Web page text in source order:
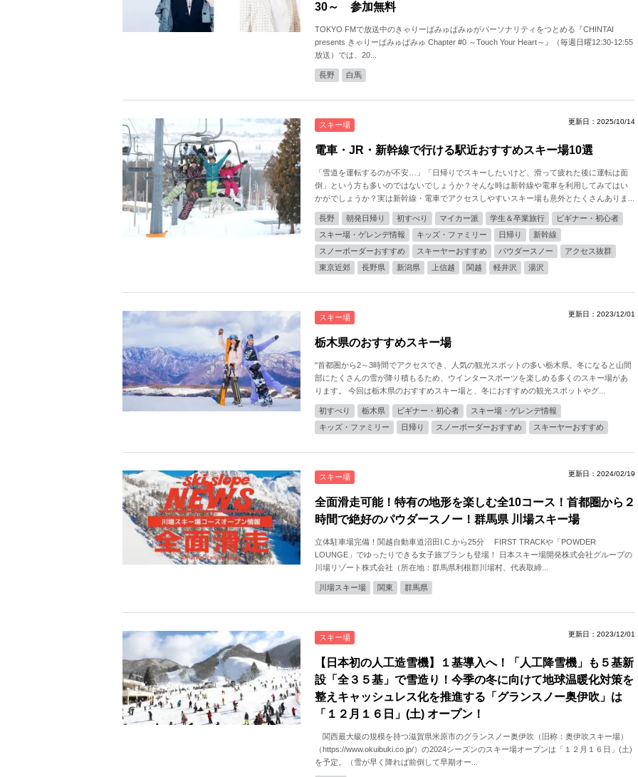
30～ 参加無料
TOKYO FMで放送中のきゃりーぱみゅぱみゅがパーソナリティをつとめる『CHINTAI
presents きゃりーぱみゅぱみゅ Chapter #0 ～Touch Your Heart～』（毎週日曜12:30-12:55
放送）では、20...
長野 白馬
スキー場 更新日：2025/10/14
電車・JR・新幹線で行ける駅近おすすめスキー場10選
「雪道を運転するのが不安…」「日帰りでスキーしたいけど、滑って疲れた後に運転は面
倒」という方も多いのではないでしょうか？そんな時は新幹線や電車を利用してみてはい
かがでしょうか？実は新幹線・電車でアクセスしやすいスキー場も意外とたくさんありま...
長野 朝発日帰り 初すべり マイカー派 学生＆卒業旅行
ビギナー・初心者
スキー場・ゲレンデ情報
キッズ・ファミリー 日帰り
新幹線
スノーボーダーおすすめ
スキーヤーおすすめ パウダースノー
アクセス抜群
東京近郊
長野県 新潟県 上信越 関越 軽井沢 湯沢
スキー場 更新日：2023/12/01
栃木県のおすすめスキー場
"首都圏から2～3時間でアクセスでき、人気の観光スポットの多い栃木県。冬になると山間
部にたくさんの雪が降り積もるため、ウインタースポーツを楽しめる多くのスキー場があ
ります。 今回は栃木県のおすすめスキー場と、冬におすすめの観光スポットやグ...
初すべり 栃木県 ビギナー・初心者
スキー場・ゲレンデ情報
キッズ・ファミリー
日帰り スノーボーダーおすすめ スキーヤーおすすめ
スキー場 更新日：2024/02/19
全面滑走可能！特有の地形を楽しむ全10コース！首都圏から２
時間で絶好のパウダースノー！群馬県 川場スキー場
立体駐車場完備！関越自動車道沼田I.C.から25分 FIRST TRACKや「POWDER
LOUNGE」でゆったりできる女子旅プランも登場！ 日本スキー場開発株式会社グループの
川場リゾート株式会社（所在地：群馬県利根郡川場村、代表取締...
川場スキー場 関東 群馬県
スキー場 更新日：2023/12/01
【日本初の人工造雪機】１基導入へ！「人工降雪機」も５基新
設「全３５基」で雪造り！今季の冬に向けて地球温暖化対策を
整えキャッシュレス化を推進する「グランスノー奥伊吹」は
「１２月１６日」(土) オープン！
関西最大級の規模を持つ滋賀県米原市のグランスノー奥伊吹（旧称：奥伊吹スキー場）
（https://www.okuibuki.co.jp/）の2024シーズンのスキー場オープンは「１２月１６日」(土)
を予定。（雪が早く降れば前倒して早期オー...